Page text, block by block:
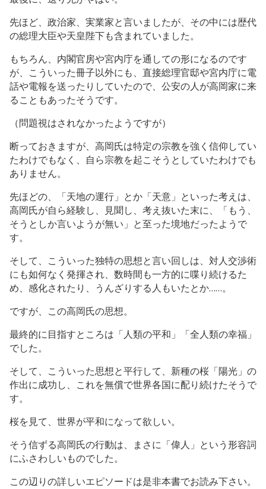
先ほど、政治家、実業家と言いましたが、その中には歴代
の総理大臣や天皇陛下も含まれていました。
もちろん、内閣官房や宮内庁を通しての形になるのです
が、こういった冊子以外にも、直接総理官邸や宮内庁に電
話や電報を送ったりしていたので、公安の人が高岡家に来
ることもあったそうです。
（問題視はされなかったようですが）
断っておきますが、高岡氏は特定の宗教を強く信仰してい
たわけでもなく、自ら宗教を起こそうとしていたわけでも
ありません。
先ほどの、「天地の運行」とか「天意」といった考えは、
高岡氏が自ら経験し、見聞し、考え抜いた末に、「もう、
そうとしか言いようが無い」と至った境地だったようで
す。
そして、こういった独特の思想と言い回しは、対人交渉術
にも如何なく発揮され、数時間も一方的に喋り続けるた
め、感化されたり、うんざりする人もいたとか……。
ですが、この高岡氏の思想。
最終的に目指すところは「人類の平和」「全人類の幸福」
でした。
そして、こういった思想と平行して、新種の桜「陽光」の
作出に成功し、これを無償で世界各国に配り続けたそうで
す。
桜を見て、世界が平和になって欲しい。
そう信ずる高岡氏の行動は、まさに「偉人」という形容詞
にふさわしいものでした。
この辺りの詳しいエピソードは是非本書でお読み下さい。